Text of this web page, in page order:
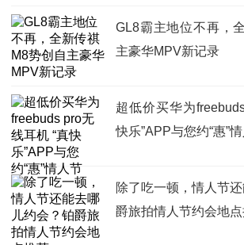
GL8霸主地位不再，
主豪华MPV新记录
超低价买华为
快乐”APP与您约“惠”
除了吃一顿，情人节
爵旅拍情人节约会地